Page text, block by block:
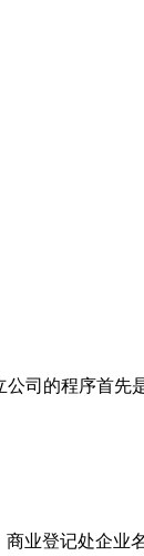
司的程序首先
业登记处企业